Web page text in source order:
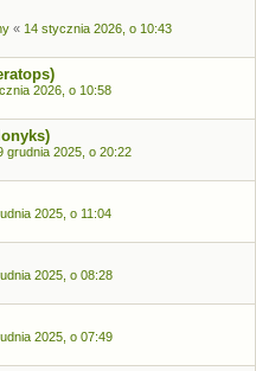
« 14 stycznia 2026, o 10:43
2026, o 10:58
grudnia 2025, o 20:22
2025, o 11:04
2025, o 08:28
2025, o 07:49